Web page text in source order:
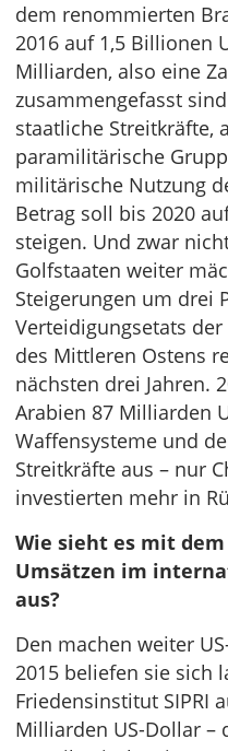
dem renommierten
2016 auf 1,5 Billionen
Milliarden, also eine
zusammengefasst
staatliche Streitkräfte,
paramilitärische
militärische Nutzung
Betrag soll bis 2020
steigen. Und zwar
Golfstaaten weiter
Steigerungen um drei
Verteidigungsetats
des Mittleren Ostens
nächsten drei Jahren.
Arabien 87 Milliarden
Waffensysteme und
Streitkräfte aus – nur
investierten mehr in
Wie sieht es mit
Umsätzen im
aus?
Den machen weiter
2015 beliefen sie sich
Friedensinstitut SIPRI
Milliarden US-Dollar –